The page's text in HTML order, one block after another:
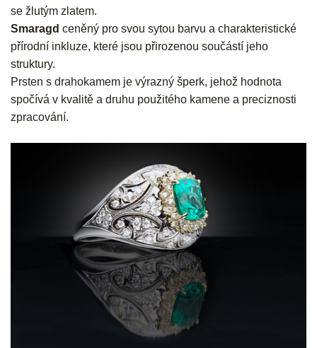
se žlutým zlatem.
Smaragd ceněný pro svou sytou barvu a charakteristické
přírodní inkluze, které jsou přirozenou součástí jeho
struktury.
Prsten s drahokamem je výrazný šperk, jehož hodnota
spočívá v kvalitě a druhu použitého kamene a preciznosti
zpracování.